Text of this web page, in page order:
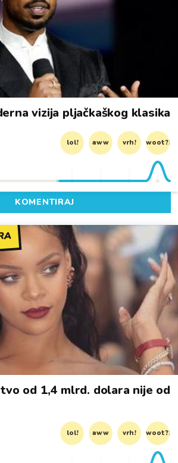
vizija pljačkaškog klasika
lol! aww vrh! woot?!
KOMENTIRAJ
od 1,4 mlrd. dolara nije od
lol! aww vrh! woot?!